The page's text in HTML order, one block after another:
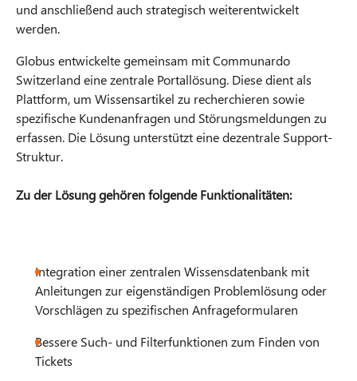
und anschließend auch strategisch weiterentwickelt
werden.
Globus entwickelte gemeinsam mit Communardo
Switzerland eine zentrale Portallösung. Diese dient als
Plattform, um Wissensartikel zu recherchieren sowie
spezifische Kundenanfragen und Störungsmeldungen zu
erfassen. Die Lösung unterstützt eine dezentrale Support-
Struktur.
Zu der Lösung gehören folgende Funktionalitäten:
Integration einer zentralen Wissensdatenbank mit
Anleitungen zur eigenständigen Problemlösung oder
Vorschlägen zu spezifischen Anfrageformularen
Bessere Such- und Filterfunktionen zum Finden von
Tickets